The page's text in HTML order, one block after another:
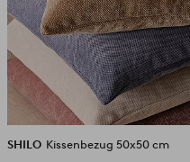
SHILO Kissenbezug 50x50 cm